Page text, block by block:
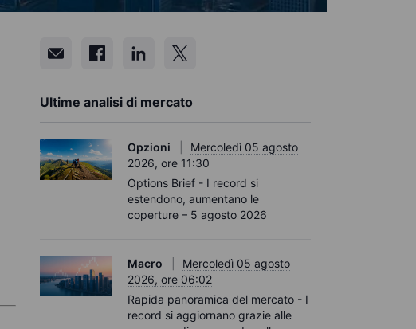
Ultime analisi di mercato
Opzioni
Mercoledì 05 agosto
2026, ore 11:30
Options Brief - I record si
estendono, aumentano le
coperture – 5 agosto 2026
Macro
Mercoledì 05 agosto
2026, ore 06:02
Rapida panoramica del mercato - I
record si aggiornano grazie alle